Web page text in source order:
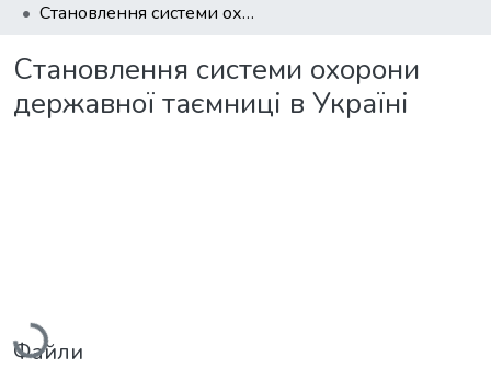
Становлення системи охорони державної таємниці в Україні
Становлення системи охорони
державної таємниці в Україні
Вантажиться...
Файли